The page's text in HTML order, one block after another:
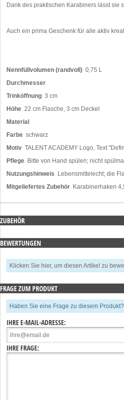
Dank des praktischen Karabiners lässt sie
Auch ein prima Geschenk für alle aktiv
Nennfüllvolumen (randvoll) 0,75 L
Durchmesser
Trinköffnung 3 cm
Höhe 22 cm Flasche, 3 cm Deckel
Material
Farbe schwarz
Motiv TALENT ACADEMY Logo, Text
Pflege Bitte von Hand spülen; nicht
Nutzungshinweis Lebensmittelecht; die
Mitgeliefertes Zubehör Karabinerhaken
ZUBEHÖR
BEWERTUNGEN
Klicken Sie hier, um diesen Artikel zu
FRAGE ZUM PRODUKT
Haben Sie eine Frage zu diesem Produkt?
IHRE E-MAIL-ADRESSE:
IHRE FRAGE: